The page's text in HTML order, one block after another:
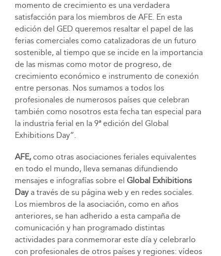
momento de crecimiento es una verdadera
satisfacción para los miembros de AFE. En esta
edición del GED queremos resaltar el papel de las
ferias comerciales como catalizadoras de un futuro
sostenible, al tiempo que se incide en la importancia
de las mismas como motor de progreso, de
crecimiento económico e instrumento de conexión
entre personas. Nos sumamos a todos los
profesionales de numerosos países que celebran
también como nosotros esta fecha tan especial para
la industria ferial en la 9ª edición del Global
Exhibitions Day”.
AFE, como otras asociaciones feriales equivalentes
en todo el mundo, lleva semanas difundiendo
mensajes e infografías sobre el Global Exhibitions
Daya través de su página web y en redes sociales.
Los miembros de la asociación, como en años
anteriores, se han adherido a esta campaña de
comunicación y han programado distintas
actividades para conmemorar este día y celebrarlo
con profesionales de otros países y regiones: vídeos